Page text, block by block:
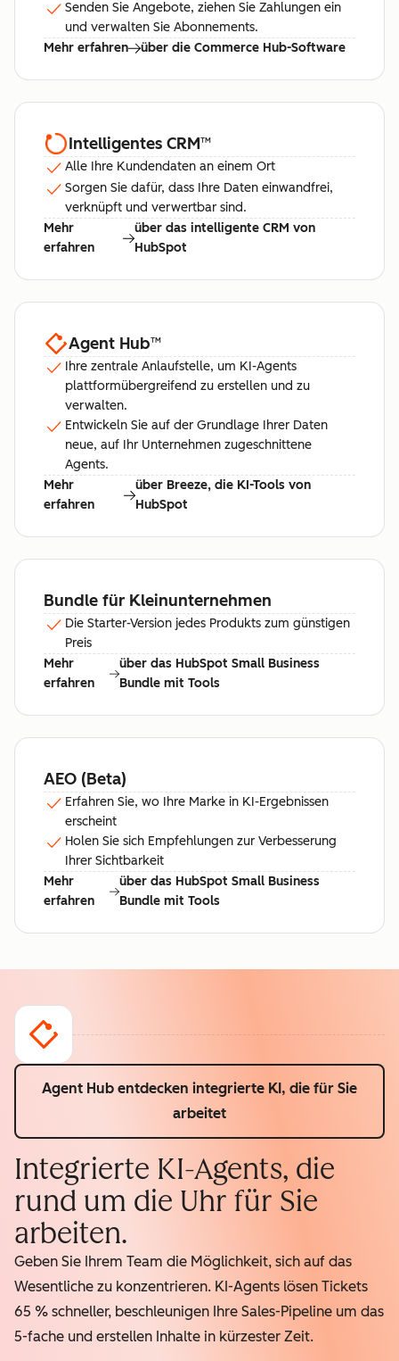
Senden Sie Angebote, ziehen Sie Zahlungen ein
und verwalten Sie Abonnements.
Mehr erfahren
über die Commerce Hub-Software
Intelligentes CRM™
Alle Ihre Kundendaten an einem Ort
Sorgen Sie dafür, dass Ihre Daten einwandfrei,
verknüpft und verwertbar sind.
Mehr
erfahren
über das intelligente CRM von
HubSpot
Agent Hub™
Ihre zentrale Anlaufstelle, um KI-Agents
plattformübergreifend zu erstellen und zu
verwalten.
Entwickeln Sie auf der Grundlage Ihrer Daten
neue, auf Ihr Unternehmen zugeschnittene
Agents.
Mehr
erfahren
über Breeze, die KI-Tools von
HubSpot
Bundle für Kleinunternehmen
Die Starter-Version jedes Produkts zum günstigen
Preis
Mehr
erfahren
über das HubSpot Small Business
Bundle mit Tools
AEO (Beta)
Erfahren Sie, wo Ihre Marke in KI-Ergebnissen
erscheint
Holen Sie sich Empfehlungen zur Verbesserung
Ihrer Sichtbarkeit
Mehr
erfahren
über das HubSpot Small Business
Bundle mit Tools
Agent Hub entdecken integrierte KI, die für Sie
arbeitet
Integrierte KI-Agents, die
rund um die Uhr für Sie
arbeiten.
Geben Sie Ihrem Team die Möglichkeit, sich auf das
Wesentliche zu konzentrieren. KI-Agents lösen Tickets
65 % schneller, beschleunigen Ihre Sales-Pipeline um das
5-fache und erstellen Inhalte in kürzester Zeit.